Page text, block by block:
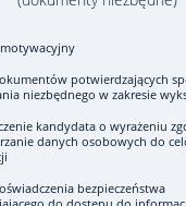
potwierdzających
niezbędnego w zakresie
kandydata o wyrażeniu
danych osobowych do
bezpieczeństwa
do dostępu do